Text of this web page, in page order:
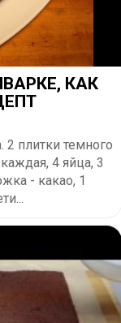
КАК
2 плитки темного
4 яйца, 3
- какао, 1